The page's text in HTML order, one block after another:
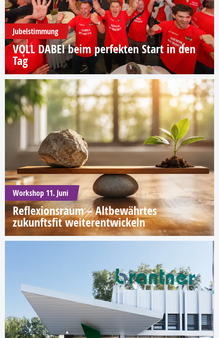
Jubelstimmung
VOLL DABEI beim perfekten Start in den
Tag
Workshop 11. Juni
Reflexionsraum – Altbewährtes
zukunftsfit weiterentwickeln